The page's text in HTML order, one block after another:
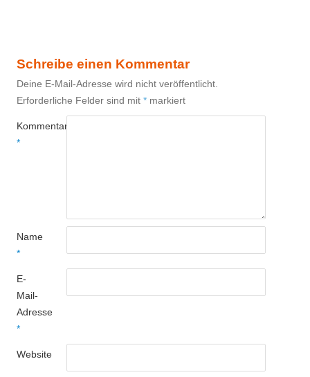
Schreibe einen Kommentar
Deine E-Mail-Adresse wird nicht veröffentlicht.
Erforderliche Felder sind mit * markiert
Kommentar
*
Name
*
E-
Mail-
Adresse
*
Website